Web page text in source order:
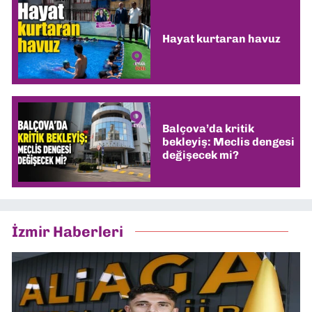
Hayat kurtaran havuz
Balçova’da kritik
bekleyiş: Meclis dengesi
değişecek mi?
İzmir Haberleri